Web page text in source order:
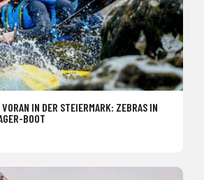
VORAN IN DER STEIERMARK: ZEBRAS IN
BOOT